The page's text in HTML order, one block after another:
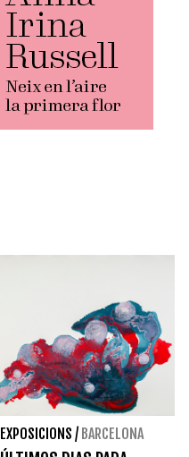
EXPOSICIONS / BARCELONA